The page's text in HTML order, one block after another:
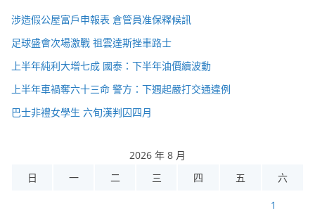
涉造假公屋富戶申報表 倉管員准保釋候訊
足球盛會次場激戰 祖雲達斯挫車路士
上半年純利大增七成 國泰：下半年油價續波動
上半年車禍奪六十三命 警方：下週起嚴打交通違例
巴士非禮女學生 六旬漢判囚四月
2026 年 8 月
日
一 二 三 四 五 六
1